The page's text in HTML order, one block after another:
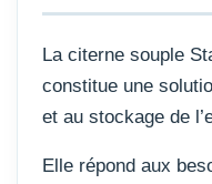
La citerne souple
constitue une
et au stockage de
Elle répond aux